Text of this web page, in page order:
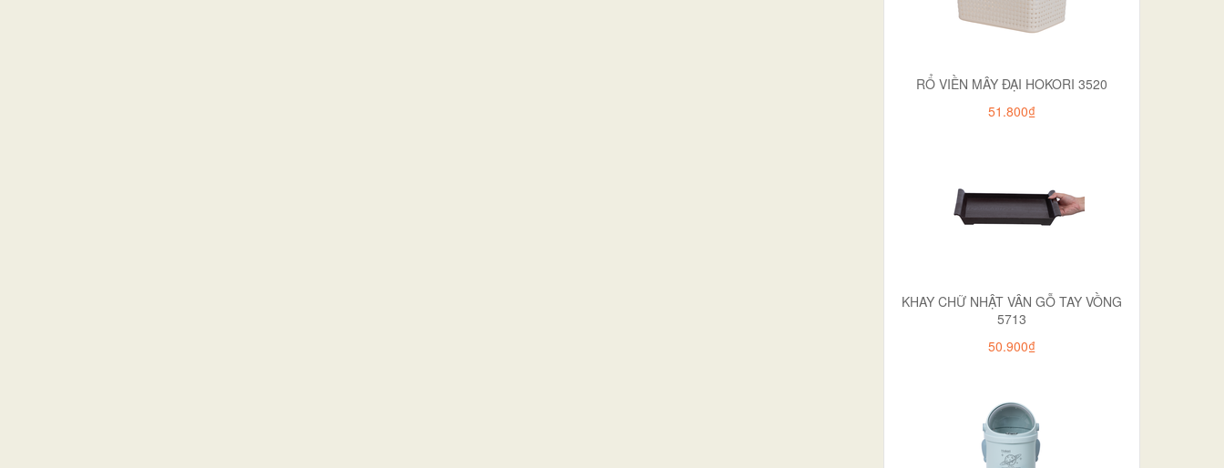
RỔ VIỀN MÂY ĐẠI HOKORI 3520
51.800₫
KHAY CHỮ NHẬT VÂN GỖ TAY VỒNG
5713
50.900₫